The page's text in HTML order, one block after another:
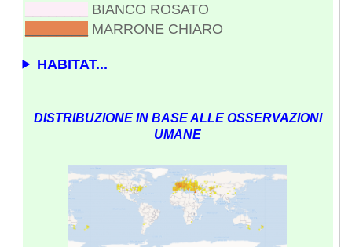
BIANCO ROSATO
MARRONE CHIARO
HABITAT...
DISTRIBUZIONE IN BASE ALLE OSSERVAZIONI
UMANE